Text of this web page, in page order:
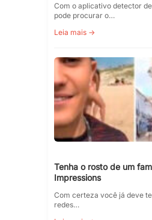
Com o aplicativo detector
pode procurar o…
Leia mais →
Tenha o rosto de um
Impressions
Com certeza você já deve
redes…